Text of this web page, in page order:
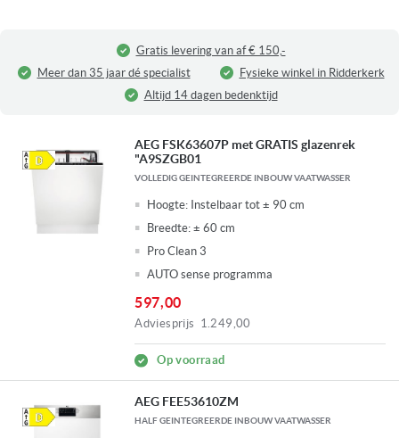
Gratis levering van af € 150,-
Meer dan 35 jaar dé specialist
Fysieke winkel in Ridderkerk
Altijd 14 dagen bedenktijd
AEG FSK63607P met GRATIS glazenrek
"A9SZGB01
VOLLEDIG GEINTEGREERDE INBOUW VAATWASSER
Hoogte: Instelbaar tot ± 90 cm
Breedte: ± 60 cm
Pro Clean 3
AUTO sense programma
597,00
Adviesprijs 1.249,00
Op voorraad
AEG FEE53610ZM
HALF GEINTEGREERDE INBOUW VAATWASSER